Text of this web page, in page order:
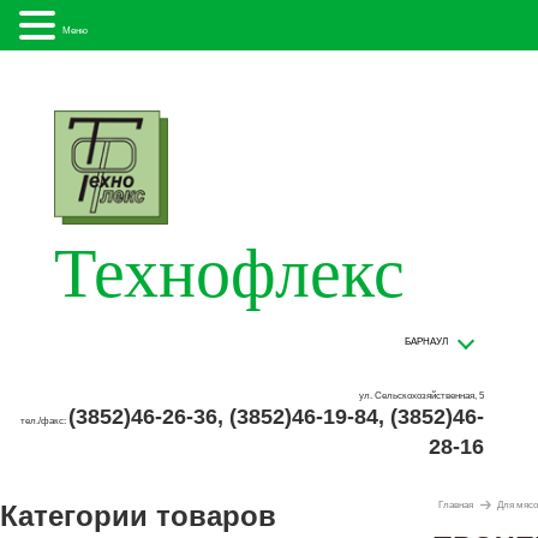
Технофлекс
БАРНАУЛ
ул. Сельскохозяйственная, 5
тел./факс: (3852)46-26-36, (3852)46-19-84, (3852)46-
28-16
Категории товаров Главная Для
Меню